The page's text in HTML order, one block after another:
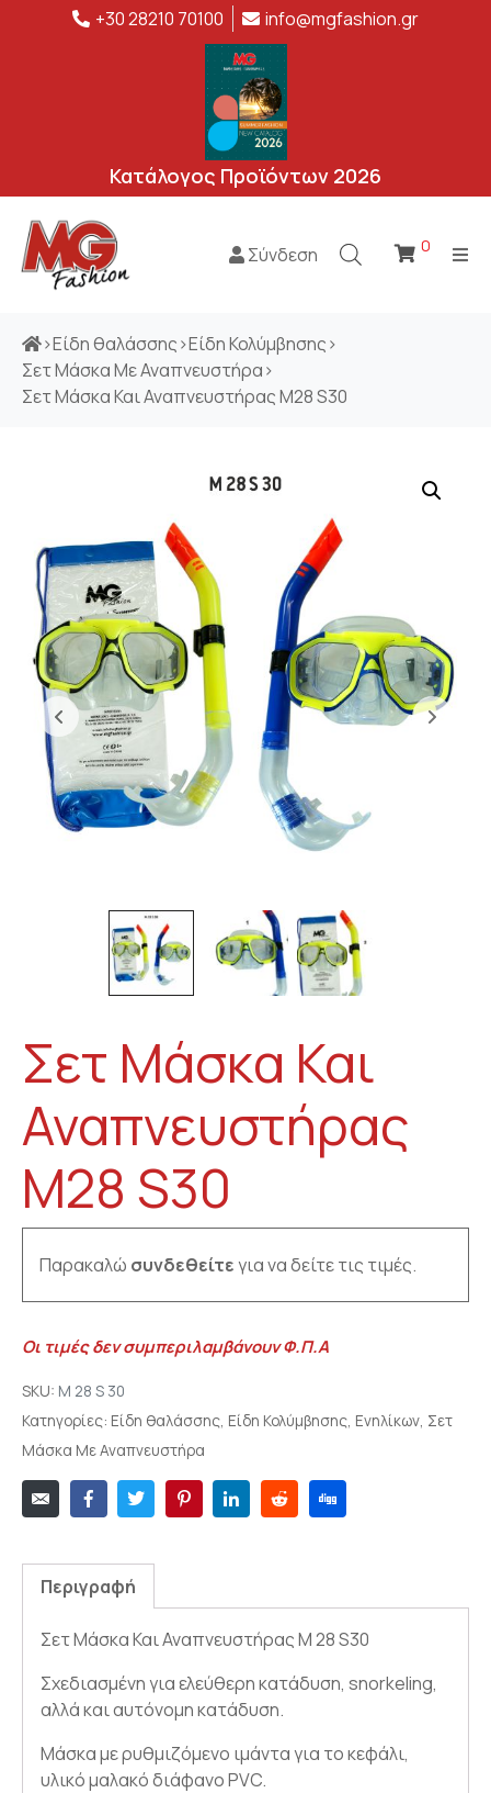
+30 28210 70100 info@mgfashion.gr
Κατάλογος Προϊόντων 2026
Σύνδεση 0
>Είδη θαλάσσης>Είδη Κολύμβησης>
Σετ Μάσκα Με Αναπνευστήρα>
Σετ Μάσκα Και Αναπνευστήρας M28 S30
Σετ Μάσκα Και
Αναπνευστήρας
M28 S30
Παρακαλώ συνδεθείτεγια να δείτε τις τιμές.
Οι τιμές δεν συμπεριλαμβάνουν Φ.Π.Α
SKU: Μ 28 S 30
Κατηγορίες: Είδη θαλάσσης, Είδη Κολύμβησης, Ενηλίκων, Σετ
Μάσκα Με Αναπνευστήρα
Περιγραφή
Σετ Μάσκα Και Αναπνευστήρας M 28 S30
Σχεδιασμένη για ελεύθερη κατάδυση, snorkeling,
αλλά και αυτόνομη κατάδυση.
Μάσκα με ρυθμιζόμενο ιμάντα για το κεφάλι,
υλικό μαλακό διάφανο PVC.